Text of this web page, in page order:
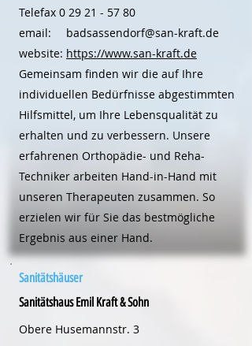
Telefax 0 29 21 - 57 80
email:
website:
badsassendorf@san-kraft.de
https://www.san-kraft.de
Gemeinsam finden wir die auf Ihre
individuellen Bedürfnisse abgestimmten
Hilfsmittel, um Ihre Lebensqualität zu
erhalten und zu verbessern. Unsere
erfahrenen Orthopädie- und Reha-
Techniker arbeiten Hand-in-Hand mit
unseren Therapeuten zusammen. So
erzielen wir für Sie das bestmögliche
Ergebnis aus einer Hand.
Sanitätshäuser
Sanitätshaus Emil Kraft & Sohn
Obere Husemannstr. 3